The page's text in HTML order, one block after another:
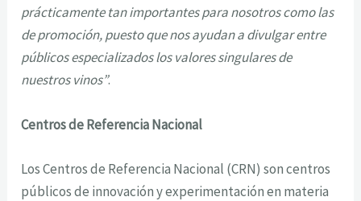
prácticamente tan importantes para nosotros como las
de promoción, puesto que nos ayudan a divulgar entre
públicos especializados los valores singulares de
nuestros vinos”.
Centros de Referencia Nacional
Los Centros de Referencia Nacional (CRN) son centros
públicos de innovación y experimentación en materia